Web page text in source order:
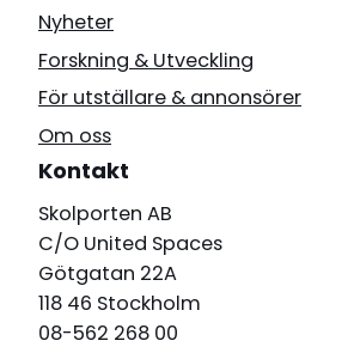
Nyheter
Forskning & Utveckling
För utställare & annonsörer
Om oss
Kontakt
Skolporten AB
C/O United Spaces
Götgatan 22A
118 46 Stockholm
08-562 268 00